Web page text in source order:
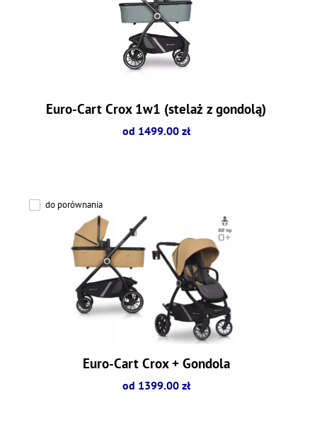
Euro-Cart Crox 1w1 (stelaż z gondolą)
od 1499.00 zł
do porównania
Euro-Cart Crox + Gondola
od 1399.00 zł